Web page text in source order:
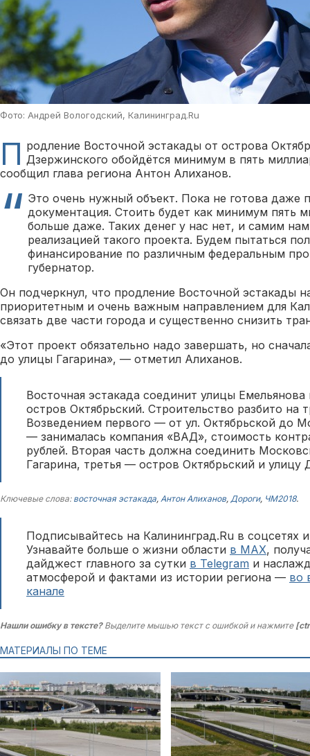
Фото: Андрей Вологодский, Калининград.Ru
П родление Восточной эстакады от острова
Дзержинского обойдётся минимум в пять
сообщил глава региона Антон Алиханов.
Это очень нужный объект. Пока не готова даже
документация. Стоить будет как минимум пять
больше даже. Таких денег у нас нет, и самим
реализацией такого проекта. Будем пытаться
финансирование по различным федеральным
губернатор.
Он подчеркнул, что продление Восточной эстакады
приоритетным и очень важным направлением для
связать две части города и существенно снизить
«Этот проект обязательно надо завершать, но
до улицы Гагарина», — отметил Алиханов.
Восточная эстакада соединит улицы Емельянова
остров Октябрьский. Строительство разбито на
Возведением первого — от ул. Октябрьской до
— занималась компания «ВАД», стоимость
рублей. Вторая часть должна соединить
Гагарина, третья — остров Октябрьский и улицу
Ключевые слова: восточная эстакада, Антон Алиханов, Дороги, ЧМ2018.
Подписывайтесь на Калининград.Ru в соцсетях
Узнавайте больше о жизни области в MAX,
дайджест главного за сутки в Telegram и
атмосферой и фактами из истории региона — во
канале
Нашли ошибку в тексте?Выделите мышью текст с ошибкой и нажмите
МАТЕРИАЛЫ ПО ТЕМЕ